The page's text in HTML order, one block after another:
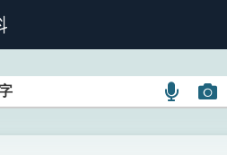
語
搜
圖
搜